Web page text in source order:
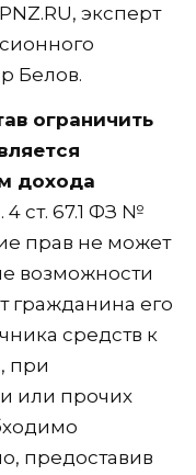
эксперт
Белов.
ограничить
дохода
4 ст. 67.1 ФЗ №
прав не может
возможности
гражданина его
средств к
при
или прочих
предоставив